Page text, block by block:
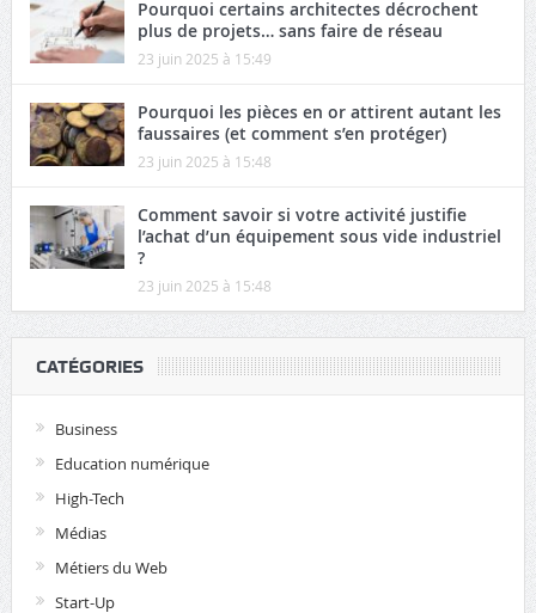
Pourquoi certains architectes décrochent
plus de projets… sans faire de réseau
23 juin 2025 à 15:49
Pourquoi les pièces en or attirent autant les
faussaires (et comment s’en protéger)
23 juin 2025 à 15:48
Comment savoir si votre activité justifie
l’achat d’un équipement sous vide industriel
?
23 juin 2025 à 15:48
CATÉGORIES
Business
Education numérique
High-Tech
Médias
Métiers du Web
Start-Up